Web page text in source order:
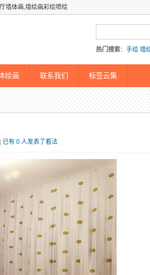
墙体画,墙绘画彩绘喷绘
热门搜索： 手绘 墙
绘画 联系我们 标签云集
已有 0 人发表了看法